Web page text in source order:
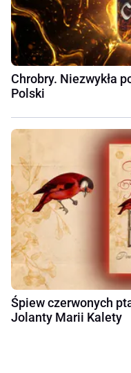
Chrobry. Niezwykła
Polski
Śpiew czerwonych
Jolanty Marii Kalety